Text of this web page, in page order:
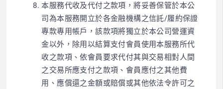
本服務代收及代付之款項，將妥善保管於本公
司為本服務開立於各金融機構之信託/履約保證
專款專用帳戶，該款項將獨立於本公司營運資
金以外，除用以結算支付會員使用本服務所代
收之款項、依會員要求代付其與交易相對人間
之交易所應支付之款項、會員應付之其他費
用、應償還之金額或賠償或其他依法令許可之